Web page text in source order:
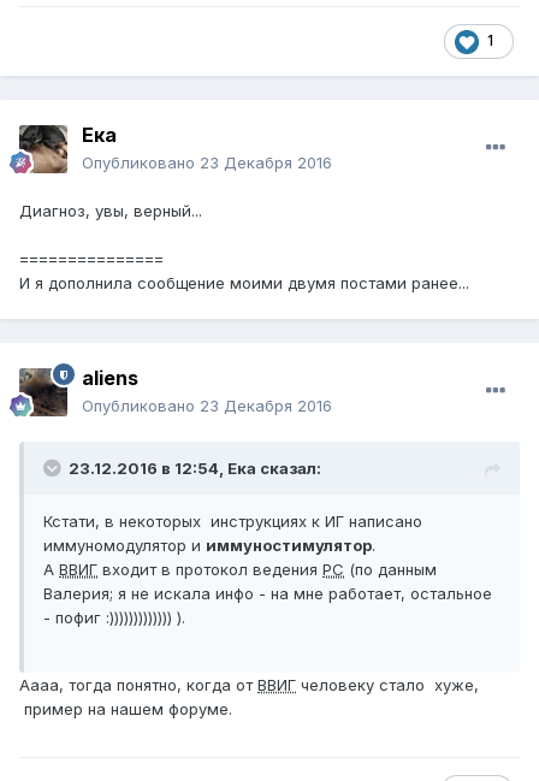
1
Ека
Опубликовано 23 Декабря 2016
Диагноз, увы, верный...
===============
И я дополнила сообщение моими двумя постами ранее...
aliens
Опубликовано 23 Декабря 2016
23.12.2016 в 12:54, Ека сказал:
Кстати, в некоторых инструкциях к ИГ написано
иммуномодулятор и иммуностимулятор.
А ВВИГ входит в протокол ведения РС (по данным
Валерия; я не искала инфо - на мне работает, остальное
- пофиг :))))))))))))) ).
Аааа, тогда понятно, когда отВВИГ человеку стало хуже,
пример на нашем форуме.